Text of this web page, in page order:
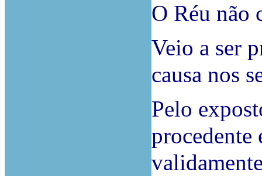
O Réu não
Veio a ser
causa nos
Pelo
procedente